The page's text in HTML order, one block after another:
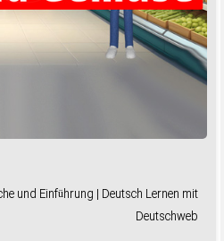
und Einführung | Deutsch Lernen mit
Deutschweb